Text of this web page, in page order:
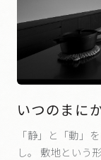
いつのまに
「静」と「動」
し。 敷地という形を生かして 68度の角度をつけた階段。 一